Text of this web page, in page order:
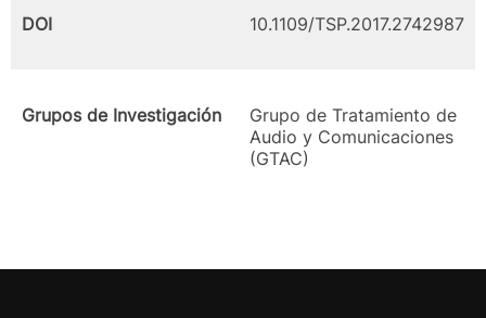
DOI 10.1109/TSP.2017.2742987
Grupos de Investigación
Grupo de Tratamiento de
Audio y Comunicaciones
(GTAC)